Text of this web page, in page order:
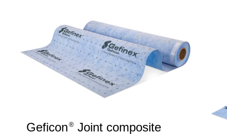
Geficon ® Joint composite